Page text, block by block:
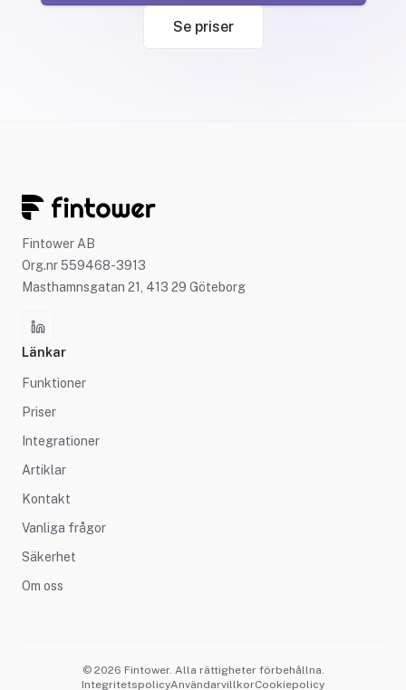
Se priser
Fintower AB
Org.nr 559468-3913
Masthamnsgatan 21, 413 29 Göteborg
Länkar
Funktioner
Priser
Integrationer
Artiklar
Kontakt
Vanliga frågor
Säkerhet
Om oss
© 2026 Fintower. Alla rättigheter förbehållna.
IntegritetspolicyAnvändarvillkorCookiepolicy